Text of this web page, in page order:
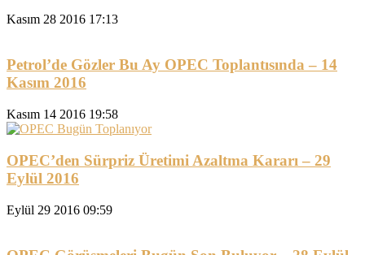
Kasım 28 2016 17:13
Petrol’de Gözler Bu Ay OPEC Toplantısında – 14
Kasım 2016
Kasım 14 2016 19:58
OPEC’den Sürpriz Üretimi Azaltma Kararı – 29
Eylül 2016
Eylül 29 2016 09:59